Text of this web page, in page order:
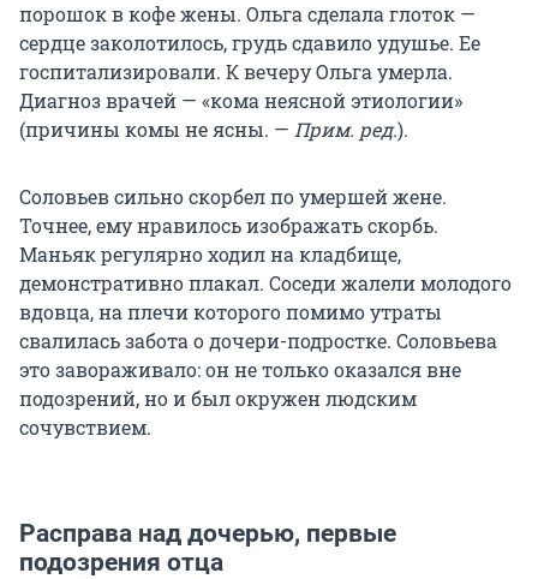
порошок в кофе жены. Ольга сделала глоток —
сердце заколотилось, грудь сдавило удушье. Ее
госпитализировали. К вечеру Ольга умерла.
Диагноз врачей — «кома неясной этиологии»
(причины комы не ясны. — Прим. ред.).
Соловьев сильно скорбел по умершей жене.
Точнее, ему нравилось изображать скорбь.
Маньяк регулярно ходил на кладбище,
демонстративно плакал. Соседи жалели молодого
вдовца, на плечи которого помимо утраты
свалилась забота о дочери-подростке. Соловьева
это завораживало: он не только оказался вне
подозрений, но и был окружен людским
сочувствием.
Расправа над дочерью, первые
подозрения отца